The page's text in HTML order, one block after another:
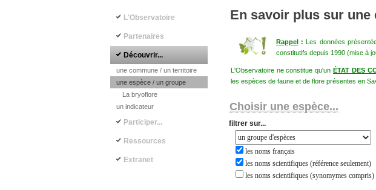
En savoir plus sur une
Rappel:Les données
constitutifs depuis 1990 (mise à
L'Observatoire ne constitue qu'unÉTAT DES
les espèces de faune et de flore présentes en
Choisir une espèce...
filtrer sur...
les noms français
les noms scientifiques (référence seulement)
les noms scientifiques (synomymes compris)
Navigation principale
L'Observatoire
Partenaires
Découvrir...
une commune / un territoire
une espèce / un groupe
La bryoflore
un indicateur
Participer...
Ressources
Extranet